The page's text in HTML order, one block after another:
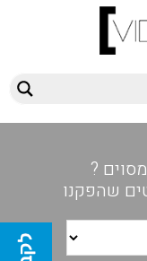
?
שהפקנו